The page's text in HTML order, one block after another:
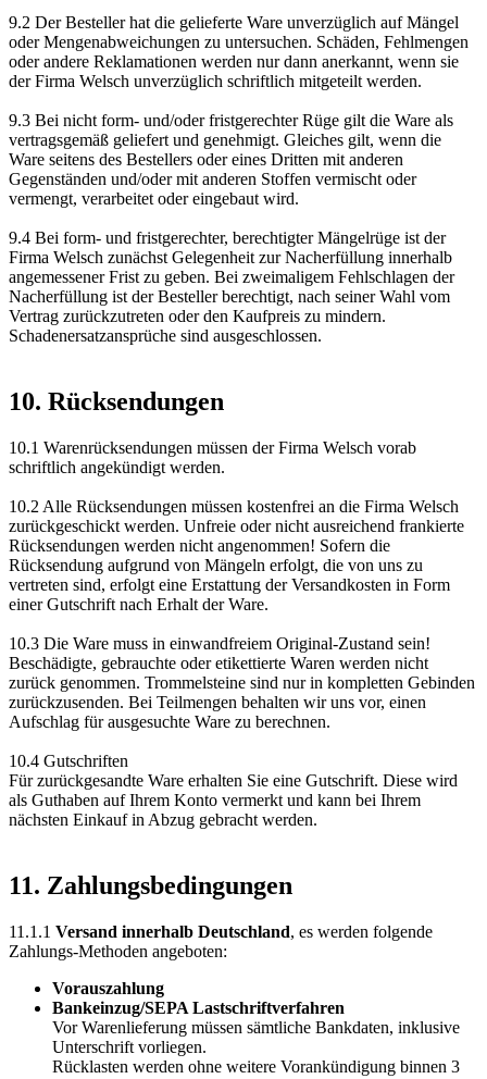
9.2 Der Besteller hat die gelieferte Ware unverzüglich auf Mängel
oder Mengenabweichungen zu untersuchen. Schäden, Fehlmengen
oder andere Reklamationen werden nur dann anerkannt, wenn sie
der Firma Welsch unverzüglich schriftlich mitgeteilt werden.
9.3 Bei nicht form- und/oder fristgerechter Rüge gilt die Ware als
vertragsgemäß geliefert und genehmigt. Gleiches gilt, wenn die
Ware seitens des Bestellers oder eines Dritten mit anderen
Gegenständen und/oder mit anderen Stoffen vermischt oder
vermengt, verarbeitet oder eingebaut wird.
9.4 Bei form- und fristgerechter, berechtigter Mängelrüge ist der
Firma Welsch zunächst Gelegenheit zur Nacherfüllung innerhalb
angemessener Frist zu geben. Bei zweimaligem Fehlschlagen der
Nacherfüllung ist der Besteller berechtigt, nach seiner Wahl vom
Vertrag zurückzutreten oder den Kaufpreis zu mindern.
Schadenersatzansprüche sind ausgeschlossen.
10. Rücksendungen
10.1 Warenrücksendungen müssen der Firma Welsch vorab
schriftlich angekündigt werden.
10.2 Alle Rücksendungen müssen kostenfrei an die Firma Welsch
zurückgeschickt werden. Unfreie oder nicht ausreichend frankierte
Rücksendungen werden nicht angenommen! Sofern die
Rücksendung aufgrund von Mängeln erfolgt, die von uns zu
vertreten sind, erfolgt eine Erstattung der Versandkosten in Form
einer Gutschrift nach Erhalt der Ware.
10.3 Die Ware muss in einwandfreiem Original-Zustand sein!
Beschädigte, gebrauchte oder etikettierte Waren werden nicht
zurück genommen. Trommelsteine sind nur in kompletten Gebinden
zurückzusenden. Bei Teilmengen behalten wir uns vor, einen
Aufschlag für ausgesuchte Ware zu berechnen.
10.4 Gutschriften
Für zurückgesandte Ware erhalten Sie eine Gutschrift. Diese wird
als Guthaben auf Ihrem Konto vermerkt und kann bei Ihrem
nächsten Einkauf in Abzug gebracht werden.
11. Zahlungsbedingungen
11.1.1 Versand innerhalb Deutschland, es werden folgende
Zahlungs-Methoden angeboten:
Vorauszahlung
Bankeinzug/SEPA Lastschriftverfahren
Vor Warenlieferung müssen sämtliche Bankdaten, inklusive
Unterschrift vorliegen.
Rücklasten werden ohne weitere Vorankündigung binnen 3